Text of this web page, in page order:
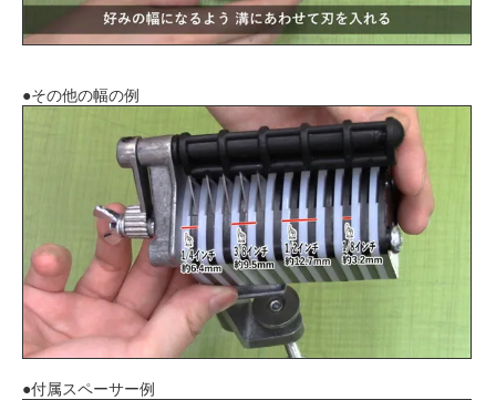
●その他の幅の例
●付属スペーサー例